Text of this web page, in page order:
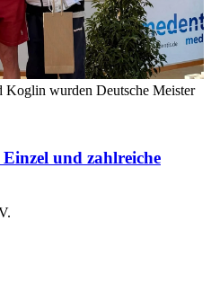
wurden Deutsche Meister
und zahlreiche